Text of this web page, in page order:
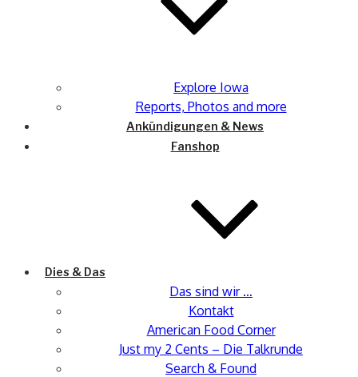
Explore Iowa
Reports, Photos and more
Ankündigungen & News
Fanshop
Dies & Das
Das sind wir …
Kontakt
American Food Corner
Just my 2 Cents – Die Talkrunde
Search & Found